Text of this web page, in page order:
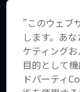
”このウェブ
します。あ
ケティング
目的として
ドパーティ